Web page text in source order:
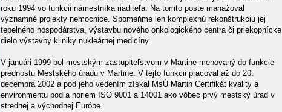
roku 1994 vo funkcii námestníka riaditeľa. Na tomto poste manažoval
významné projekty nemocnice. Spomeňme len komplexnú rekonštrukciu jej
tepelného hospodárstva, výstavbu nového onkologického centra či priekopnícke
dielo výstavby kliniky nukleárnej medicíny.
V januári 1999 bol mestským zastupiteľstvom v Martine menovaný do funkcie
prednostu Mestského úradu v Martine. V tejto funkcii pracoval až do 20.
decembra 2002 a pod jeho vedením získal MsÚ Martin Certifikát kvality a
environmentu podľa noriem ISO 9001 a 14001 ako vôbec prvý mestský úrad v
strednej a východnej Európe.